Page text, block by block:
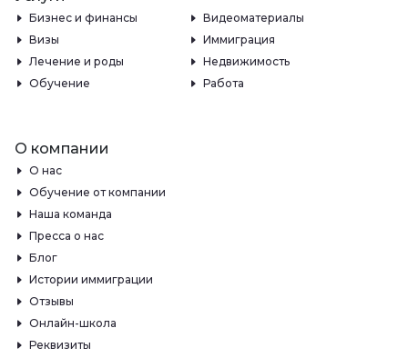
Бизнес и финансы
Видеоматериалы
Визы
Иммиграция
Лечение и роды
Недвижимость
Обучение
Работа
О компании
О нас
Обучение от компании
Наша команда
Пресса о нас
Блог
Истории иммиграции
Отзывы
Онлайн-школа
Реквизиты